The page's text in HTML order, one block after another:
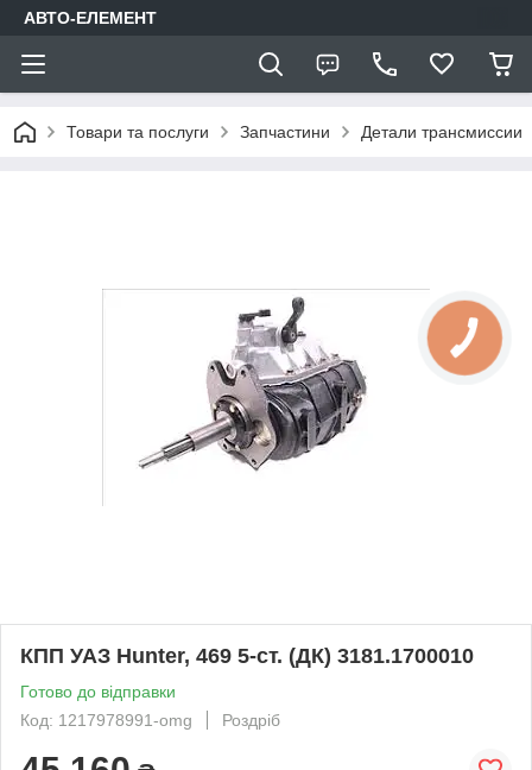
АВТО-ЕЛЕМЕНТ
Товари та послуги Запчастини Детали трансмиссии
КПП УАЗ Hunter, 469 5-ст. (ДК) 3181.1700010
Готово до відправки
Код: 1217978991-omg
Роздріб
КНОПКА
ЗВ'ЯЗКУ